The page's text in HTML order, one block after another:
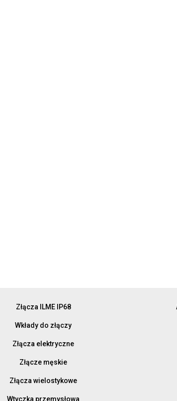
Złącza ILME IP68
Wkłady do złączy
Złącza elektryczne
Złącze męskie
Złącza wielostykowe
Wtyczka przemysłowa